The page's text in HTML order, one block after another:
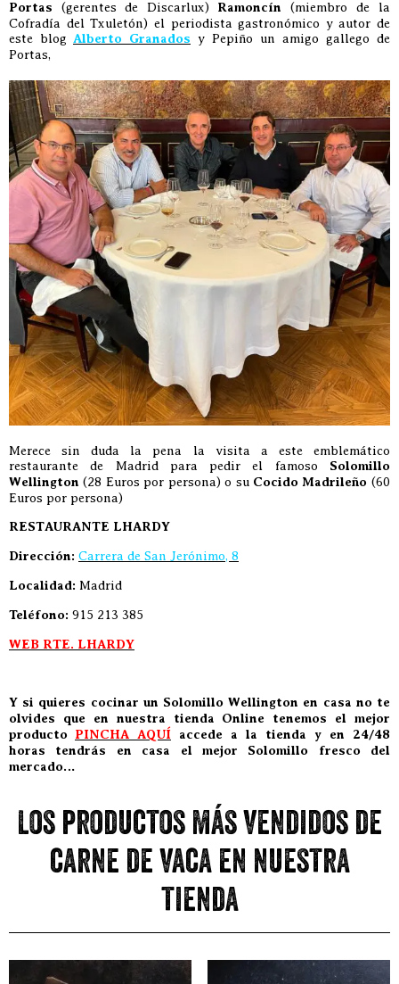
Portas (gerentes de Discarlux) Ramoncín (miembro de la
Cofradía del Txuletón) el periodista gastronómico y autor de
este blog Alberto Granados y Pepiño un amigo gallego de
Portas,
Merece sin duda la pena la visita a este emblemático
restaurante de Madrid para pedir el famoso Solomillo
Wellington (28 Euros por persona) o su Cocido Madrileño (60
Euros por persona)
RESTAURANTE LHARDY
Dirección: Carrera de San Jerónimo, 8
Localidad: Madrid
Teléfono: 915 213 385
WEB RTE. LHARDY
Y si quieres cocinar un Solomillo Wellington en casa no te
olvides que en nuestra tienda Online tenemos el mejor
producto PINCHA AQUÍ accede a la tienda y en 24/48
horas tendrás en casa el mejor Solomillo fresco del
mercado…
Los productos más vendidos de
carne de vaca en nuestra
tienda